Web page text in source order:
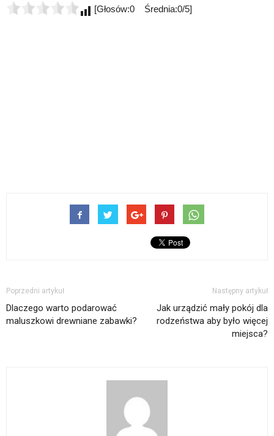
[Głosów:0 Średnia:0/5]
Poprzedni artykuł
Dlaczego warto podarować
maluszkowi drewniane zabawki?
Następny artykuł
Jak urządzić mały pokój dla
rodzeństwa aby było więcej
miejsca?